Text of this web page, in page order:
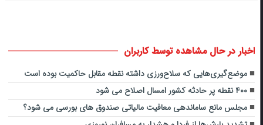
اخبار در حال مشاهده توسط کاربران
موضع‌گیری‌هایی که سلاح‌ورزی داشته نقطه مقابل حاکمیت بوده است
۴۰۰ نقطه پر حادثه کشور امسال اصلاح می شود
مجلس مانع ساماندهی معافیت مالیاتی صندوق های بورسی می شود؟